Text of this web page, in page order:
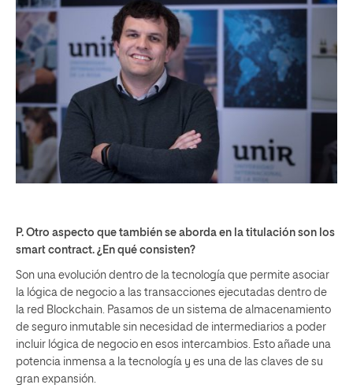
P. Otro aspecto que también se aborda en la titulación son los
smart contract. ¿En qué consisten?
Son una evolución dentro de la tecnología que permite asociar
la lógica de negocio a las transacciones ejecutadas dentro de
la red Blockchain. Pasamos de un sistema de almacenamiento
de seguro inmutable sin necesidad de intermediarios a poder
incluir lógica de negocio en esos intercambios. Esto añade una
potencia inmensa a la tecnología y es una de las claves de su
gran expansión.